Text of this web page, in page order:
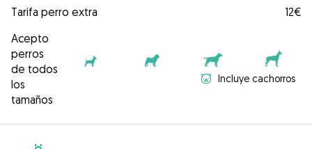
Tarifa perro extra
12€
Acepto
perros
de todos
los
tamaños
Incluye cachorros